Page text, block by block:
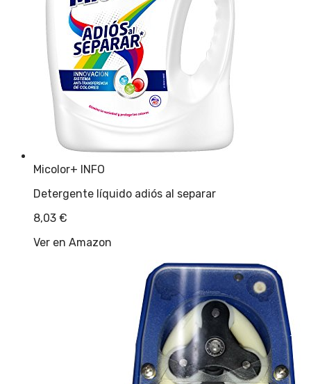
Micolor+ INFO
Detergente líquido adiós al separar
8,03 €
Ver en Amazon